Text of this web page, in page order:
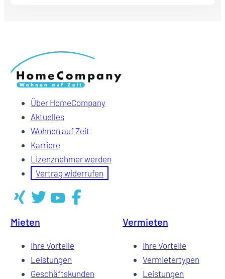
Über HomeCompany
Aktuelles
Wohnen auf Zeit
Karriere
Lizenznehmer werden
Vertrag widerrufen
Mieten
Ihre Vorteile
Leistungen
Geschäftskunden
Vermieten
Ihre Vorteile
Vermietertypen
Leistungen